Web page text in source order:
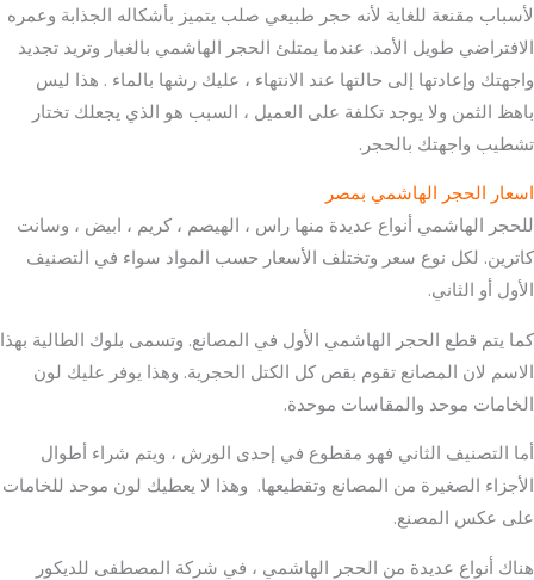
لأسباب مقنعة للغاية لأنه حجر طبيعي صلب يتميز بأشكاله الجذابة وعمره
الافتراضي طويل الأمد. عندما يمتلئ الحجر الهاشمي بالغبار وتريد تجديد
واجهتك وإعادتها إلى حالتها عند الانتهاء ، عليك رشها بالماء . هذا ليس
باهظ الثمن ولا يوجد تكلفة على العميل ، السبب هو الذي يجعلك تختار
تشطيب واجهتك بالحجر.
اسعار الحجر الهاشمي بمصر
للحجر الهاشمي أنواع عديدة منها راس ، الهيصم ، كريم ، ابيض ، وسانت
كاترين. لكل نوع سعر وتختلف الأسعار حسب المواد سواء في التصنيف
الأول أو الثاني.
كما يتم قطع الحجر الهاشمي الأول في المصانع. وتسمى بلوك الطالية بهذا
الاسم لان المصانع تقوم بقص كل الكتل الحجرية. وهذا يوفر عليك لون
الخامات موحد والمقاسات موحدة.
أما التصنيف الثاني فهو مقطوع في إحدى الورش ، ويتم شراء أطوال
الأجزاء الصغيرة من المصانع وتقطيعها. وهذا لا يعطيك لون موحد للخامات
على عكس المصنع.
هناك أنواع عديدة من الحجر الهاشمي ، في شركة المصطفى للديكور